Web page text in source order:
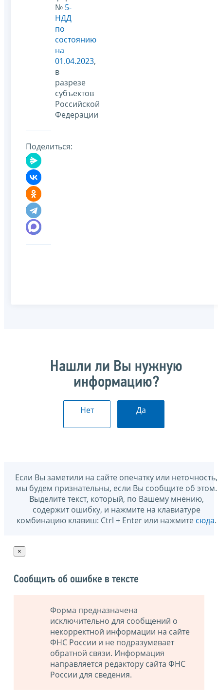
№ 5-
НДД
по
состоянию
на
01.04.2023,
в
разрезе
субъектов
Российской
Федерации
Поделиться:
Нашли ли Вы нужную
информацию?
Нет Да
Если Вы заметили на сайте опечатку или неточность,
мы будем признательны, если Вы сообщите об этом.
Выделите текст, который, по Вашему мнению,
содержит ошибку, и нажмите на клавиатуре
комбинацию клавиш: Ctrl + Enter или нажмите сюда.
×
Сообщить об ошибке в тексте
Форма предназначена
исключительно для сообщений о
некорректной информации на сайте
ФНС России и не подразумевает
обратной связи. Информация
направляется редактору сайта ФНС
России для сведения.